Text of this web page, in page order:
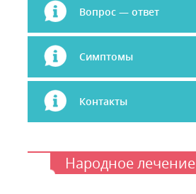
Вопрос — ответ
Симптомы
Контакты
Народное лечение